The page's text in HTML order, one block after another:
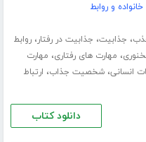
و روابط
، جذابیت، جذابیت در رفتار،روابط
، مهارت های رفتاری، مهارت
انسانی،شخصیت جذاب، ارتباط
دانلود کتاب